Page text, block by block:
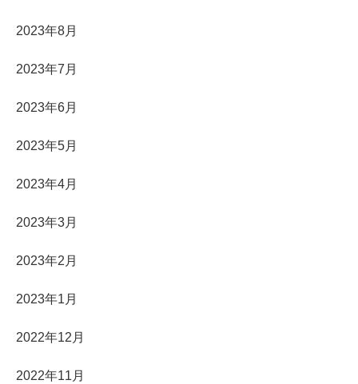
2023年8月
2023年7月
2023年6月
2023年5月
2023年4月
2023年3月
2023年2月
2023年1月
2022年12月
2022年11月